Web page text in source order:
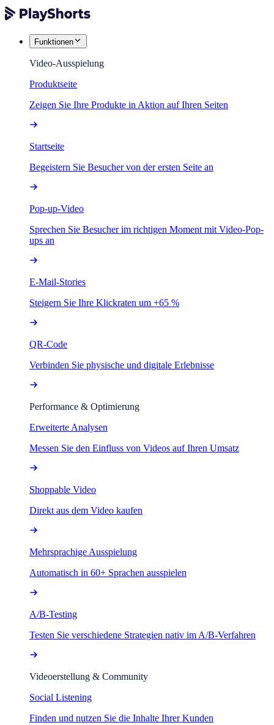
Funktionen
Video-Ausspielung
Produktseite
Zeigen Sie Ihre Produkte in Aktion auf Ihren Seiten
Startseite
Begeistern Sie Besucher von der ersten Seite an
Pop-up-Video
Sprechen Sie Besucher im richtigen Moment mit Video-Pop-
ups an
E-Mail-Stories
Steigern Sie Ihre Klickraten um +65 %
QR-Code
Verbinden Sie physische und digitale Erlebnisse
Performance & Optimierung
Erweiterte Analysen
Messen Sie den Einfluss von Videos auf Ihren Umsatz
Shoppable Video
Direkt aus dem Video kaufen
Mehrsprachige Ausspielung
Automatisch in 60+ Sprachen ausspielen
A/B-Testing
Testen Sie verschiedene Strategien nativ im A/B-Verfahren
Videoerstellung & Community
Social Listening
Finden und nutzen Sie die Inhalte Ihrer Kunden